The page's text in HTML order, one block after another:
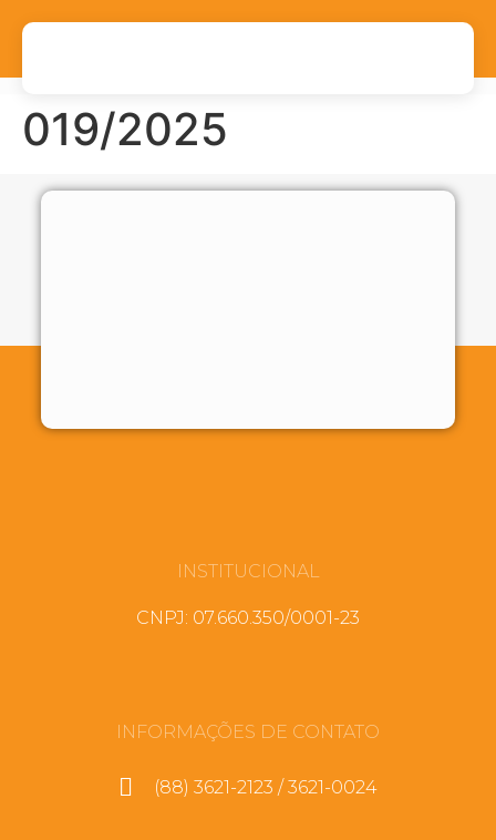
019/2025
INSTITUCIONAL
CNPJ: 07.660.350/0001-23
INFORMAÇÕES DE CONTATO
(88) 3621-2123 / 3621-0024